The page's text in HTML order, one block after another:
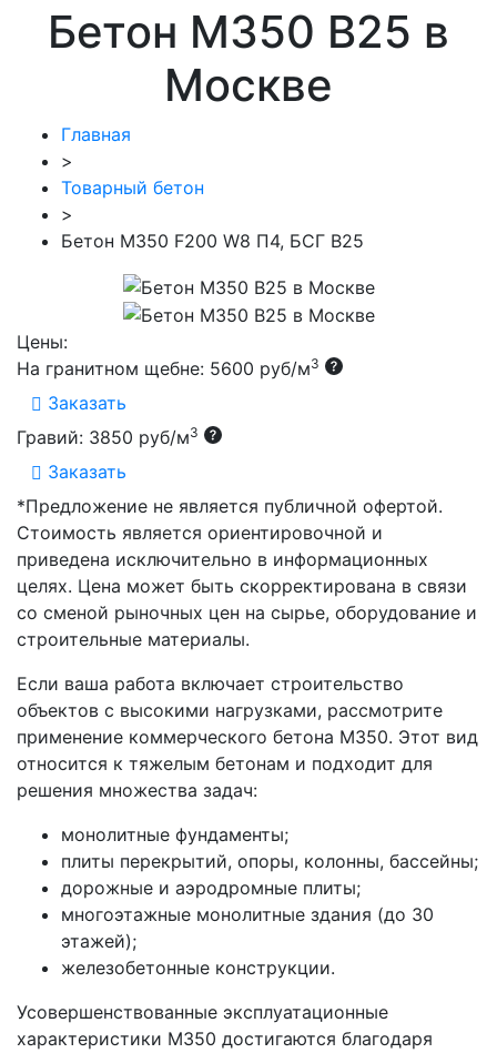
Бетон М350 В25 в
Москве
Главная
>
Товарный бетон
>
Бетон М350 F200 W8 П4, БСГ В25
Цены:
На гранитном щебне: 5600 руб/м3
Заказать
Гравий: 3850 руб/м3
Заказать
*Предложение не является публичной офертой.
Стоимость является ориентировочной и
приведена исключительно в информационных
целях. Цена может быть скорректирована в связи
со сменой рыночных цен на сырье, оборудование и
строительные материалы.
Если ваша работа включает строительство
объектов с высокими нагрузками, рассмотрите
применение коммерческого бетона М350. Этот вид
относится к тяжелым бетонам и подходит для
решения множества задач:
монолитные фундаменты;
плиты перекрытий, опоры, колонны, бассейны;
дорожные и аэродромные плиты;
многоэтажные монолитные здания (до 30
этажей);
железобетонные конструкции.
Усовершенствованные эксплуатационные
характеристики М350 достигаются благодаря